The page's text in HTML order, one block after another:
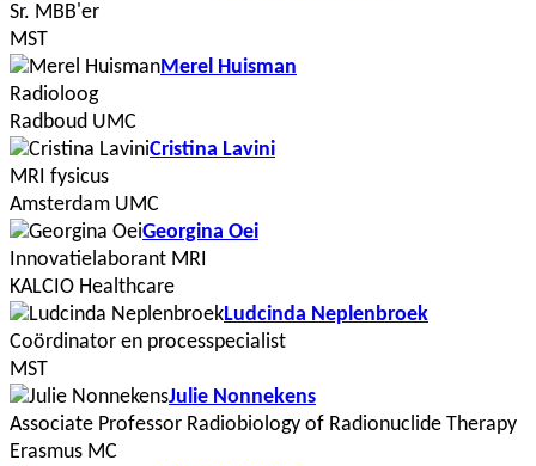
Sr. MBB'er
MST
Merel Huisman
Radioloog
Radboud UMC
Cristina Lavini
MRI fysicus
Amsterdam UMC
Georgina Oei
Innovatielaborant MRI
KALCIO Healthcare
Ludcinda Neplenbroek
Coördinator en processpecialist
MST
Julie Nonnekens
Associate Professor Radiobiology of Radionuclide Therapy
Erasmus MC